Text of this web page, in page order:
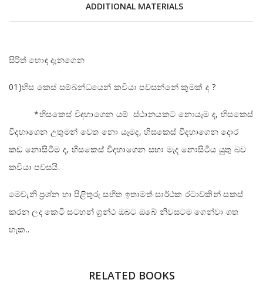
ADDITIONAL MATERIALS
සිරිත් හොඳ දැනගෙන
01)හිස කෙස් සම්බන්ධයෙන් කවියා පවසන්නේ කුමක් ද ?
*හිසකෙස් විදහාගෙන යම් ස්ථානයකට නොයෑම ද, හිසකෙස්
විදහාගෙන උතුමන් වෙත නො යෑමද, හිසකෙස් විදහාගෙන දොර
කඩ නොසිටීම ද, හිසකෙස් විදහාගෙන සභා මැද නොසිටිය යුතු බව
කවියා පවසයි.
මෙවැනි ප්‍රශ්න හා පිළිතුරු සහිත ඉතාමත් සාර්ථක රටාවකින් සකස්
කරන ලද කෙටි සටහන් ග්‍රන්ථ ඔබට ඔබේ නිවසටම ගෙන්වා ගත
හැක..
RELATED BOOKS